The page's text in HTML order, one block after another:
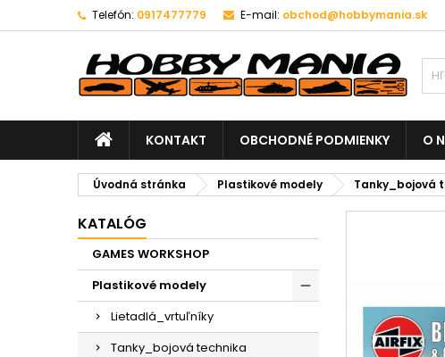
Telefón: 0917477779 E-mail: obchod@hobbymania.sk
KONTAKT OBCHODNÉ PODMIENKY O
Úvodná stránka Plastikové modely Tanky_bojová
KATALÓG
GAMES WORKSHOP
Plastikové modely
Lietadlá_vrtuľníky
Tanky_bojová technika